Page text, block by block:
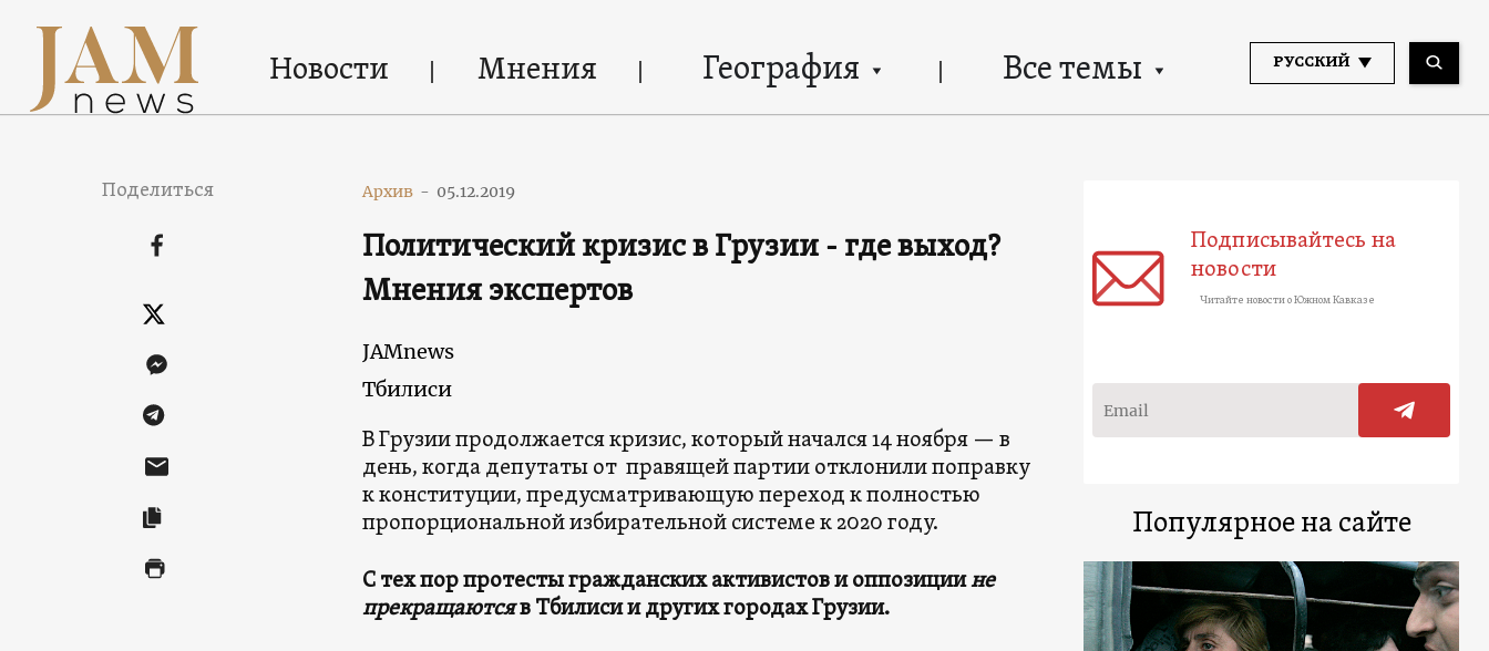
Новости Мнения География Все темы РУССКИЙ
Поделиться Архив - 05.12.2019
Политический кризис в Грузии - где выход?
Мнения экспертов
JAMnews
Тбилиси
В Грузии продолжается кризис, который начался 14 ноября — в
день, когда депутаты от правящей партии отклонили поправку
к конституции, предусматривающую переход к полностью
пропорциональной избирательной системе к 2020 году.
С тех пор протесты гражданских активистов и оппозициине
прекращаютсяв Тбилиси и других городах Грузии.
Подписывайтесь на
новости
Читайте новости о Южном Кавказе
Популярное на сайте